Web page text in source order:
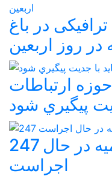
در باغ
روز اربعین
ارتباطات
پيگيري شود
247 پروژه عمراني در اروميه در حال
اجراست